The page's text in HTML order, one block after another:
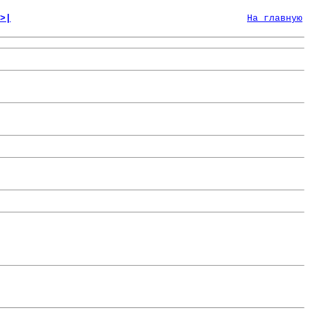
На главную